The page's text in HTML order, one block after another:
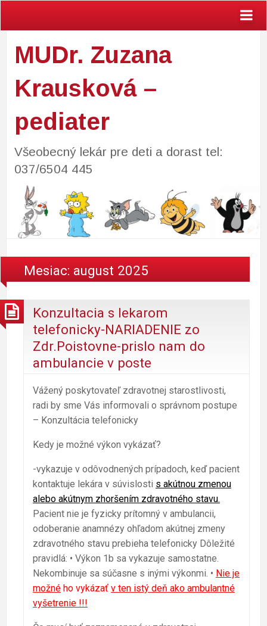
MUDr. Zuzana
Krausková –
pediater
Všeobecný lekár pre deti a dorast tel:
037/6504 445
Mesiac: august 2025
Konzultacia s lekarom
telefonicky-NARIADENIE zo
Zdr.Poistovne-prislo nam do
ambulancie v poste
Vážený poskytovateľ zdravotnej starostlivosti,
radi by sme Vás informovali o správnom postupe
– Konzultácia telefonicky
Kedy je možné výkon vykázať?
-vykazuje v odôvodnených prípadoch, keď pacient
kontaktuje lekára v súvislosti s akútnou zmenou
alebo akútnym zhoršením zdravotného stavu.
Pacient nie je fyzicky prítomný v ambulancii,
odoberanie anamnézy ohľadom akútnej zmeny
zdravotného stavu prebieha telefonicky Dôležité
pravidlá: • Výkon 1b sa vykazuje samostatne.
Nekombinuje sa súčasne s inými výkonmi. • Nie je
možné ho vykázať v ten istý deň ako ambulantné
vyšetrenie !!!